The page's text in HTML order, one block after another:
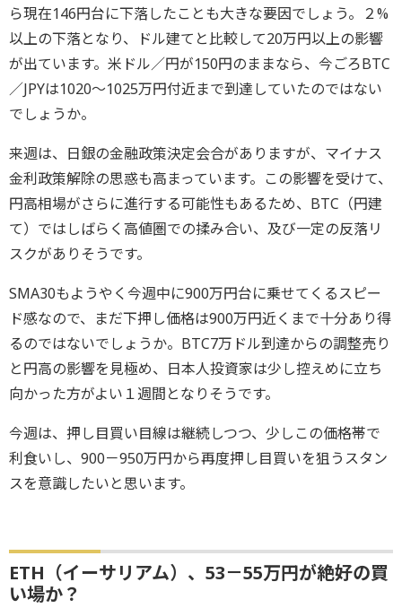
ら現在146円台に下落したことも大きな要因でしょう。２%
以上の下落となり、ドル建てと比較して20万円以上の影響
が出ています。米ドル／円が150円のままなら、今ごろBTC
／JPYは1020～1025万円付近まで到達していたのではない
でしょうか。
来週は、日銀の金融政策決定会合がありますが、マイナス
金利政策解除の思惑も高まっています。この影響を受けて、
円高相場がさらに進行する可能性もあるため、BTC（円建
て）ではしばらく高値圏での揉み合い、及び一定の反落リ
スクがありそうです。
SMA30もようやく今週中に900万円台に乗せてくるスピー
ド感なので、まだ下押し価格は900万円近くまで十分あり得
るのではないでしょうか。BTC7万ドル到達からの調整売り
と円高の影響を見極め、日本人投資家は少し控えめに立ち
向かった方がよい１週間となりそうです。
今週は、押し目買い目線は継続しつつ、少しこの価格帯で
利食いし、900－950万円から再度押し目買いを狙うスタン
スを意識したいと思います。
ETH（イーサリアム）、53－55万円が絶好の買
い場か？